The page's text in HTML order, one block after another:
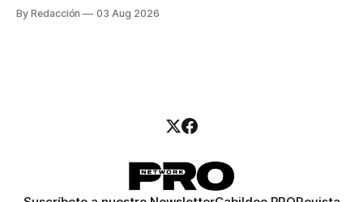
artesanal, ingredientes de calidad y experiencias que
By Redacción 03 Aug 2026